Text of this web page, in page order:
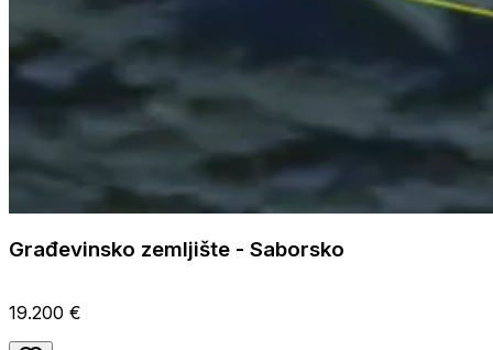
Građevinsko zemljište - Saborsko
19.200 €